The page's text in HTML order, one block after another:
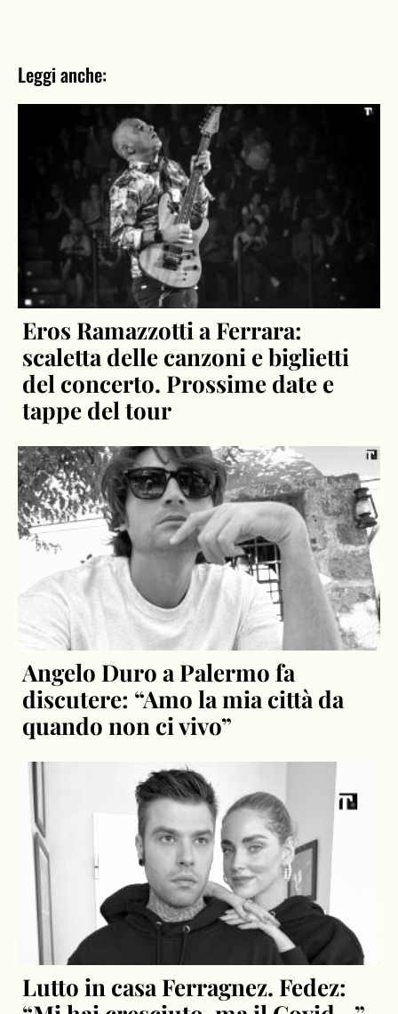
Leggi anche:
Eros Ramazzotti a Ferrara:
scaletta delle canzoni e biglietti
del concerto. Prossime date e
tappe del tour
Angelo Duro a Palermo fa
discutere: “Amo la mia città da
quando non ci vivo”
Lutto in casa Ferragnez. Fedez: